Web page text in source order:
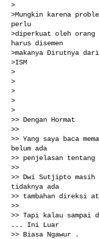
>
>Mungkin karena
perlu
>diperkuat oleh
harus disemen
>makanya Dirutnya
>ISM
>
>
>
>
>
>> Dengan Hormat
>>
>> Yang saya baca
belum ada
>> penjelasan
>>
>> Dwi Sutjipto masih
tidaknya ada
>> tambahan direksi
>>
>> Tapi kalau sampai
... Ini Luar
>> Biasa Ngawur .